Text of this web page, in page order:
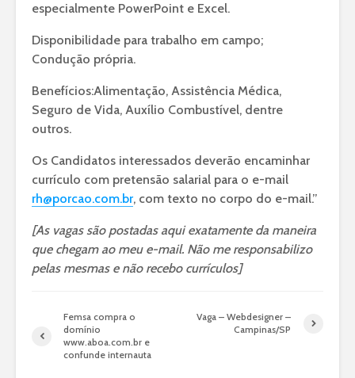
especialmente PowerPoint e Excel.
Disponibilidade para trabalho em campo;
Condução própria.
Benefícios:Alimentação, Assistência Médica,
Seguro de Vida, Auxílio Combustível, dentre
outros.
Os Candidatos interessados deverão encaminhar
currículo com pretensão salarial para o e-mail
rh@porcao.com.br, com texto no corpo do e-mail.”
[As vagas são postadas aqui exatamente da maneira
que chegam ao meu e-mail. Não me responsabilizo
pelas mesmas e não recebo currículos]
Femsa compra o
domínio
www.aboa.com.br e
confunde internauta
Vaga – Webdesigner –
Campinas/SP